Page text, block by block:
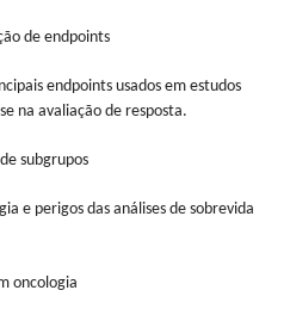
de endpoints
endpoints usados em estudos
na avaliação de resposta.
subgrupos
e perigos das análises de sobrevida
oncologia